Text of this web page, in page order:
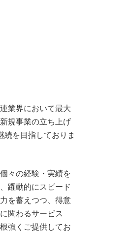
業界において最大
規事業の立ち上げ
続を目指しておりま
々の経験・実績を
躍動的にスピード
を蓄えつつ、得意
関わるサービス
強くご提供してお